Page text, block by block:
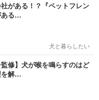
がある！？『ペットフレン
ある…
犬と暮らしたい
監修】犬が喉を鳴らすのはど
を解…